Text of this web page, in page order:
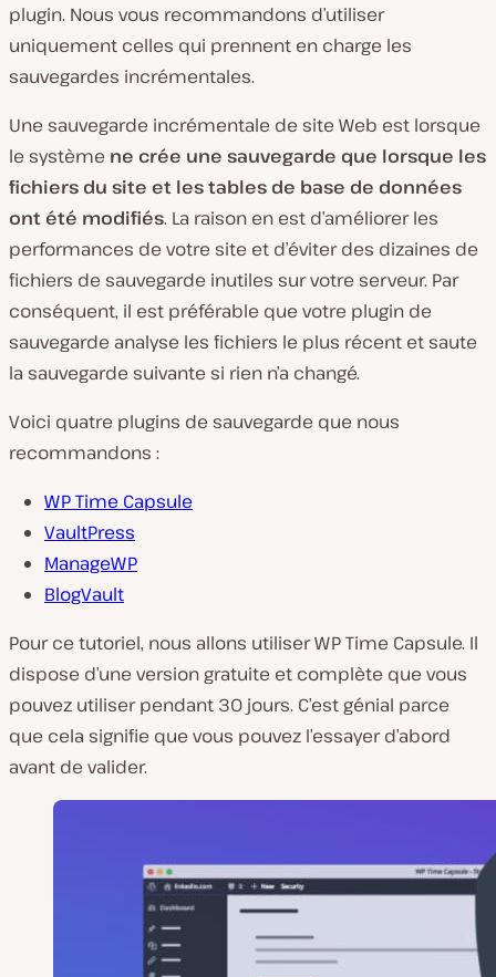
plugin. Nous vous recommandons d’utiliser
uniquement celles qui prennent en charge les
sauvegardes incrémentales.
Une sauvegarde incrémentale de site Web est lorsque
le système ne crée une sauvegarde que lorsque les
fichiers du site et les tables de base de données
ont été modifiés. La raison en est d’améliorer les
performances de votre site et d’éviter des dizaines de
fichiers de sauvegarde inutiles sur votre serveur. Par
conséquent, il est préférable que votre plugin de
sauvegarde analyse les fichiers le plus récent et saute
la sauvegarde suivante si rien n’a changé.
Voici quatre plugins de sauvegarde que nous
recommandons :
WP Time Capsule
VaultPress
ManageWP
BlogVault
Pour ce tutoriel, nous allons utiliser WP Time Capsule. Il
dispose d’une version gratuite et complète que vous
pouvez utiliser pendant 30 jours. C’est génial parce
que cela signifie que vous pouvez l’essayer d’abord
avant de valider.